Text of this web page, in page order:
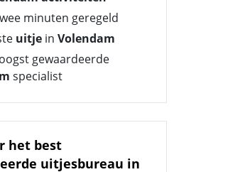
minuten geregeld
uitje in Volendam
gewaardeerde
specialist
het best
uitjesbureau in